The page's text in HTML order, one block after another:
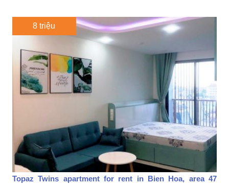
8 triệu
Topaz Twins apartment for rent in Bien Hoa, area 47